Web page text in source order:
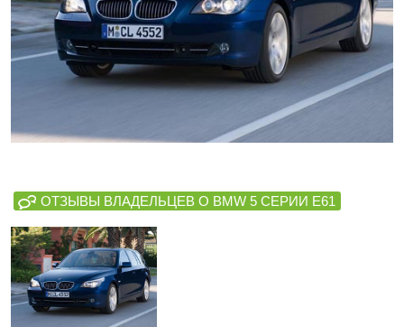
ОТЗЫВЫ ВЛАДЕЛЬЦЕВ О BMW 5 СЕРИИ E61